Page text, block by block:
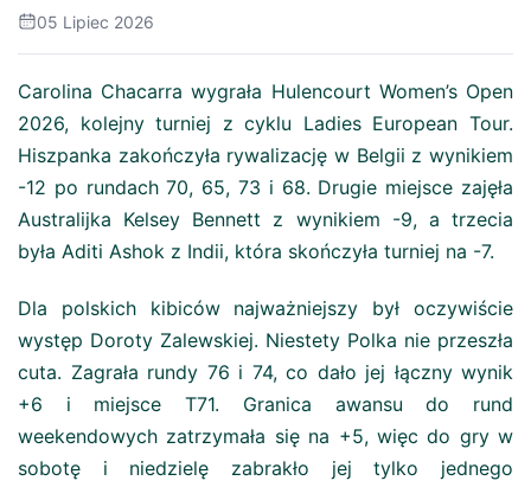
05 Lipiec 2026
Carolina Chacarra wygrała Hulencourt Women’s Open
2026, kolejny turniej z cyklu Ladies European Tour.
Hiszpanka zakończyła rywalizację w Belgii z wynikiem
-12 po rundach 70, 65, 73 i 68. Drugie miejsce zajęła
Australijka Kelsey Bennett z wynikiem -9, a trzecia
była Aditi Ashok z Indii, która skończyła turniej na -7.
Dla polskich kibiców najważniejszy był oczywiście
występ Doroty Zalewskiej. Niestety Polka nie przeszła
cuta. Zagrała rundy 76 i 74, co dało jej łączny wynik
+6 i miejsce T71. Granica awansu do rund
weekendowych zatrzymała się na +5, więc do gry w
sobotę i niedzielę zabrakło jej tylko jednego